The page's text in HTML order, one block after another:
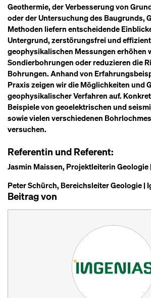
Geothermie, der Verbesserung von
oder der Untersuchung des Baugrunds,
Methoden liefern entscheidende
Untergrund, zerstörungsfrei und
geophysikalischen Messungen erhöhen
Sondierbohrungen oder reduzieren die
Bohrungen. Anhand von
Praxis zeigen wir die Möglichkeiten und
geophysikalischer Verfahren auf.
Beispiele von geoelektrischen und
sowie vielen verschiedenen
versuchen.
Referentin und Referent:
Jasmin Maissen, Projektleiterin Geologie
Peter Schürch, Bereichsleiter Geologie |
Beitrag von